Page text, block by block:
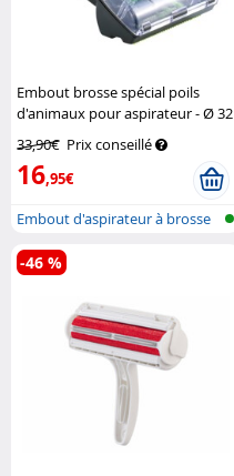
Embout brosse spécial poils
d'animaux pour aspirateur - Ø 32
Sichler Haushaltsgeräte
33,90€ Prix conseillé
16,95€
Embout d'aspirateur à brosse
pour p...
-46 %